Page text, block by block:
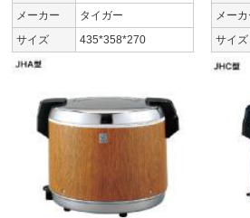
メーカー
タイガー
サイズ
435*358*270
メーカ
サイズ